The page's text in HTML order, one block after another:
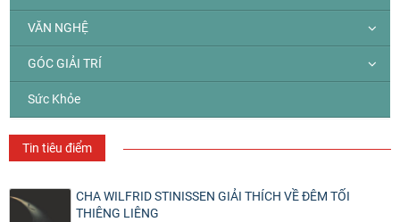
VĂN NGHỆ
GÓC GIẢI TRÍ
Sức Khỏe
Tin tiêu điểm
CHA WILFRID STINISSEN GIẢI THÍCH VỀ ĐÊM TỐI
THIÊNG LIÊNG